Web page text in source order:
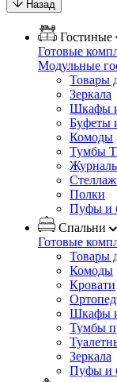
Назад
Гостиные
Готовые
Модульные
Товары
Зеркала
Шкафы
Буфеты
Комоды
Тумбы
Полки
Пуфы и
Спальни
Готовые
Товары
Комоды
Кровати
Шкафы
Тумбы
Зеркала
Пуфы и